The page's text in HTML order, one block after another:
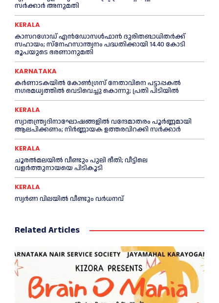
സര്‍ക്കാര്‍ അനുമതി
KERALA
കാസറഗോഡ് എന്‍ഡോസള്‍ഫാന്‍ ദുരിതബാധിതര്‍ക്ക്
സഹായം; സ്‌നേഹസാന്ത്വനം പദ്ധതിക്കായി 14.40 കോടി
രൂപയുടെ ഭരണാനുമതി
KARNATAKA
കർണാടകയിൽ കോണ്‍ഗ്രസ് നേതാവിനെ പട്ടാപ്പകല്‍
നഗരമധ്യത്തില്‍ വെടിവെച്ചു കൊന്നു; പ്രതി പിടിയില്‍
KERALA
സ്വാതന്ത്ര്യദിനാഘോഷങ്ങളില്‍ വന്ദേമാതരം പൂര്‍ണ്ണമായി
ആലപിക്കണം; നിര്‍ണ്ണായക ഉത്തരവിറക്കി സര്‍ക്കാര്‍
KERALA
ചൂരല്‍മലയില്‍ വീണ്ടും പുലി ഭീതി; വീട്ടിലെ
വളര്‍ത്തുനായയെ പിടികൂടി
KERALA
സ്വർണ വിലയില്‍ വീണ്ടും വർധനവ്
Related Articles